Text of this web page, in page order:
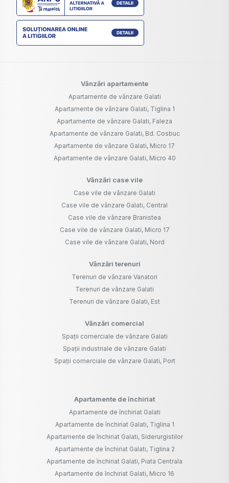
Vânzări apartamente
Apartamente de vânzare Galati
Apartamente de vânzare Galati, Tiglina 1
Apartamente de vânzare Galati, Faleza
Apartamente de vânzare Galati, Bd. Cosbuc
Apartamente de vânzare Galati, Micro 17
Apartamente de vânzare Galati, Micro 40
Vânzări case vile
Case vile de vânzare Galati
Case vile de vânzare Galati, Central
Case vile de vânzare Branistea
Case vile de vânzare Galati, Micro 17
Case vile de vânzare Galati, Nord
Vânzări terenuri
Terenuri de vânzare Vanatori
Terenuri de vânzare Galati
Terenuri de vânzare Galati, Est
Vânzări comercial
Spații comerciale de vânzare Galati
Spații industriale de vânzare Galati
Spații comerciale de vânzare Galati, Port
Apartamente de închiriat
Apartamente de închiriat Galati
Apartamente de închiriat Galati, Tiglina 1
Apartamente de închiriat Galati, Siderurgistilor
Apartamente de închiriat Galati, Tiglina 2
Apartamente de închiriat Galati, Piata Centrala
Apartamente de închiriat Galati, Micro 16